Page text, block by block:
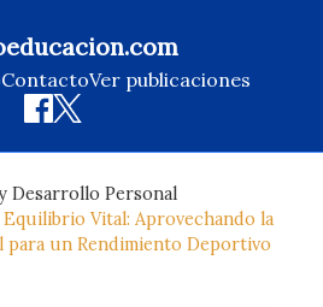
ContactoVer publicaciones
Desarrollo Personal
Vital: Aprovechando la
para un Rendimiento Deportivo